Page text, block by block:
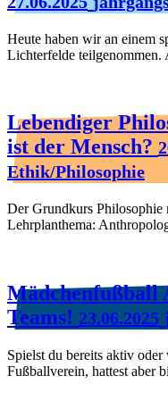
Heute haben wir an einem
Lichterfelde teilgenommen.
Lebendiger
ist der Mensch?
Ethik/Philosophie
Der Grundkurs Philosophie
Lehrplanthema:
Mädchenfußball
Teams! 23.06.2025
Spielst du bereits aktiv
Fußballverein, hattest aber